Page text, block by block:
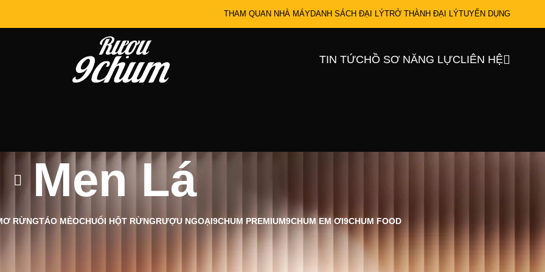
THAM QUAN NHÀ MÁYDANH SÁCH ĐẠI LÝTRỞ THÀNH ĐẠI LÝTUYỂN DỤNG
TIN TỨCHỒ SƠ NĂNG LỰCLIÊN HỆ
Men Lá
RỪNGTÁO MÈOCHUỐI HỘT RỪNGRƯỢU NGOẠI9CHUM PREMIUM9CHUM EM ƠI9CHUM FOOD